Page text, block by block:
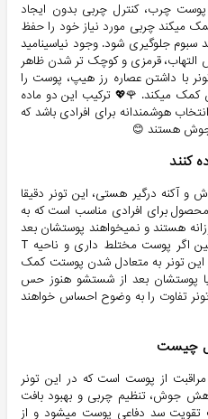
چرب، کنترل چربی بدون ایجاد
میکند چربی مورد نیاز خود را حفظ
جلوگیری شود. وجود نیاسینامید
قرمزی و کوچک تر شدن ظاهر
با داشتن عصاره رز هیپ، پوست را
کمک میکند. 🌹💖 ترکیب این دو ماده
هوشمندانه برای افرادی باشد که
جوش هستند 😊
کنند
آکنه درگیر هستی، این تونر دقیقا
برای افرادی مناسب است که به
هستند و نمیخواهند پوستشان بعد
از تونر کشیده یا خشک شود. همچنین اگر پوست مختلط داری و ناحیه T
تونر به متعادل شدن پوستت کمک
یا پوستشان بعد از شستشو هنوز حس
تونر تفاوت را به وضوح احساس خواهند
چیست
مراقبت از پوست است که در این تونر
جوش، تنظیم چربی و بهبود بافت
تقویت سد دفاعی پوست میشود و از